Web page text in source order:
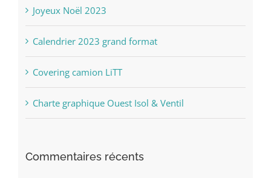
Joyeux Noël 2023
Calendrier 2023 grand format
Covering camion LiTT
Charte graphique Ouest Isol & Ventil
Commentaires récents